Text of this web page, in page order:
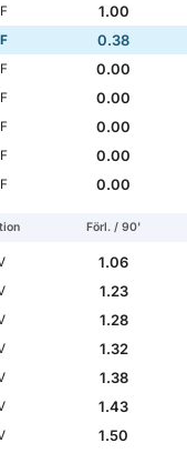
1.00
0.38
0.00
0.00
0.00
0.00
0.00
Förl. / 90'
1.06
1.23
1.28
1.32
1.38
1.43
1.50